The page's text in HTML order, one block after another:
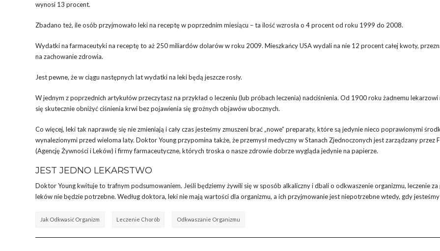
wynosi 13 procent.
Zbadano też, ile osób przyjmowało leki na receptę w poprzednim miesiącu – ta ilość wzrosła o 4 procent od roku 1999 do 2008.
Wydatki na farmaceutyki na receptę to aż 250 miliardów dolarów w roku 2009. Mieszkańcy USA wydali na nie 12 procent całej kwoty,
na zachowanie zdrowia.
Jest pewne, że w ciągu następnych lat wydatki na leki będą jeszcze rosły.
W jednym z poprzednich artykułów przeczytasz na przykład o leczeniu (lub próbach leczenia) nadciśnienia. Od 1900 roku żadnemu lekarzowi
się skutecznie obniżyć ciśnienia krwi bez pojawienia się groźnych objawów ubocznych.
Co więcej, leki tak naprawdę się nie zmieniają i cały czas jesteśmy zmuszeni brać „nowe” preparaty, które są jedynie nieco poprawionymi
wynalezionymi przed wieloma laty. Doktor Young przypomina także, że przemysł medyczny w Stanach Zjednoczonych jest zarządzany przez
(Agencję Żywności i Leków) i firmy farmaceutyczne, których troska o nasze zdrowie dobrze wygląda jedynie na papierze.
JEST JEDNO LEKARSTWO
Doktor Young kwituje to trafnym podsumowaniem. Jeśli będziemy żywili się w sposób alkaliczny i dbali o odkwaszenie organizmu, leczenie za
leków nie będzie potrzebne. Według doktora, leki nie mają wartości dla organizmu, a ich przyjmowanie jest niepotrzebne wtedy, gdy
Jak Odkwasić Organizm Leczenie Chorób Odkwaszanie Organizmu